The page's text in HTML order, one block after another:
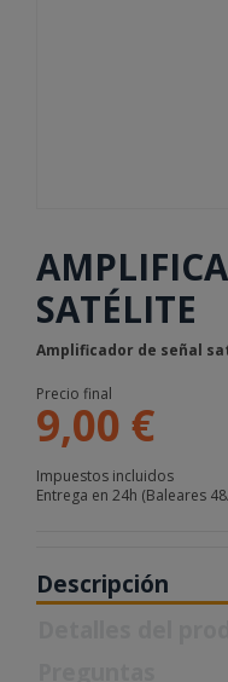
SATÉLITE
Amplificador de señal
Precio final
9,00 €
Impuestos incluidos
Entrega en 24h (Baleares
Descripción